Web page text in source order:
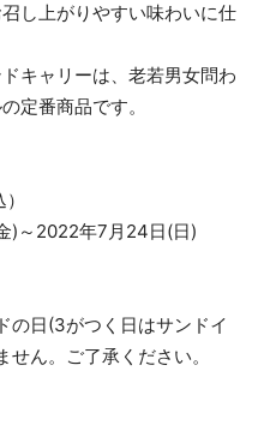
し上がりやすい味わいに仕
キャリーは、老若男女問わ
定番商品です。
)～2022年7月24日(日)
の日(3がつく日はサンドイ
ん。ご了承ください。